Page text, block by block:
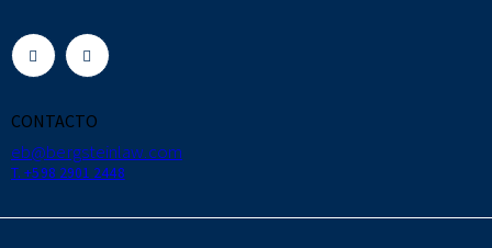
CONTACTO
eb@bergsteinlaw.com
T. +598 2901 2448